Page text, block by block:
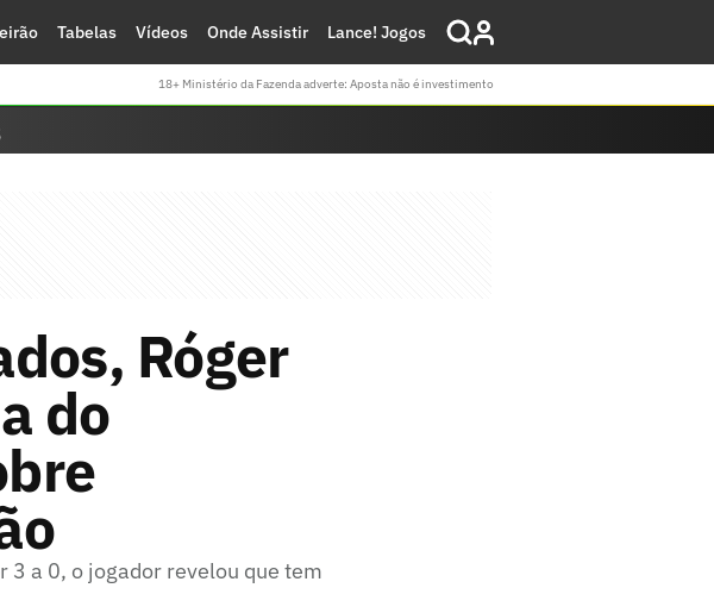
Tabelas Vídeos Onde Assistir Lance! Jogos
18+ Ministério da Fazenda adverte: Aposta não é investimento
Róger
do
3 a 0, o jogador revelou que tem